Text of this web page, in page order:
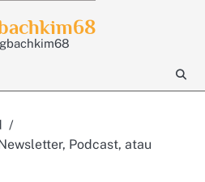
Podcast, atau